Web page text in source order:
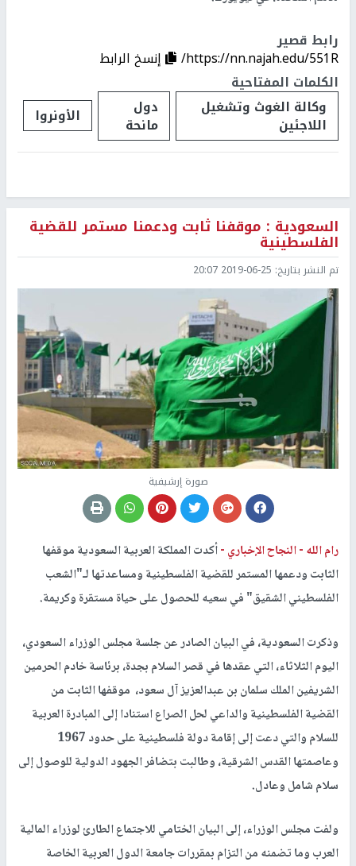
رابط قصير
https://nn.najah.edu/551R/
إنسخ الرابط
الكلمات المفتاحية
وكالة الغوث وتشغيل
اللاجئين
دول
مانحة الأونروا
السعودية : موقفنا ثابت ودعمنا مستمر للقضية
الفلسطينية
تم النشر بتاريخ: 2019-06-25 20:07
صورة إرشيفية
رام الله -النجاح الإخباري -أكدت المملكة العربية السعودية موقفها
الثابت ودعمها المستمر للقضية الفلسطينية ومساعدتها لـ"الشعب
الفلسطيني الشقيق" في سعيه للحصول على حياة مستقرة وكريمة.
وذكرت السعودية، في البيان الصادر عن جلسة مجلس الوزراء السعودي،
اليوم الثلاثاء، التي عقدها في قصر السلام بجدة، برئاسة خادم الحرمين
الشريفين الملك سلمان بن عبدالعزيز آل سعود، موقفها الثابت من
القضية الفلسطينية والداعي لحل الصراع استنادا إلى المبادرة العربية
للسلام والتي دعت إلى إقامة دولة فلسطينية على حدود 1967
وعاصمتها القدس الشرقية، وطالبت بتضافر الجهود الدولية للوصول إلى
سلام شامل وعادل.
ولفت مجلس الوزراء، إلى البيان الختامي للاجتماع الطارئ لوزراء المالية
العرب وما تضمنه من التزام بمقررات جامعة الدول العربية الخاصة